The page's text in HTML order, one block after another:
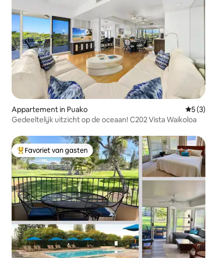
Appartement in Puako
5 (3)
Gedeeltelijk uitzicht op de oceaan! C202 Vista Waikoloa
Topfavoriet van gasten
Favoriet van gasten